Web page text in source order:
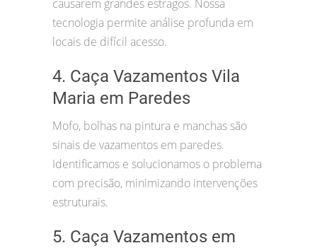
causarem grandes estragos. Nossa
tecnologia permite análise profunda em
locais de difícil acesso.
4. Caça Vazamentos Vila
Maria em Paredes
Mofo, bolhas na pintura e manchas são
sinais de vazamentos em paredes.
Identificamos e solucionamos o problema
com precisão, minimizando intervenções
estruturais.
5. Caça Vazamentos em